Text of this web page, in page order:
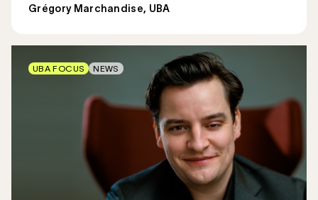
Grégory Marchandise, UBA
UBA FOCUS NEWS